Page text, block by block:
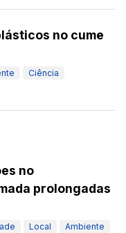
no cume
Ciência
no
prolongadas
Local Ambiente